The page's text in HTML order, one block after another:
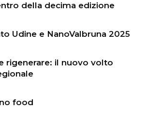
della decima edizione
Udine e NanoValbruna 2025
rigenerare: il nuovo volto
food